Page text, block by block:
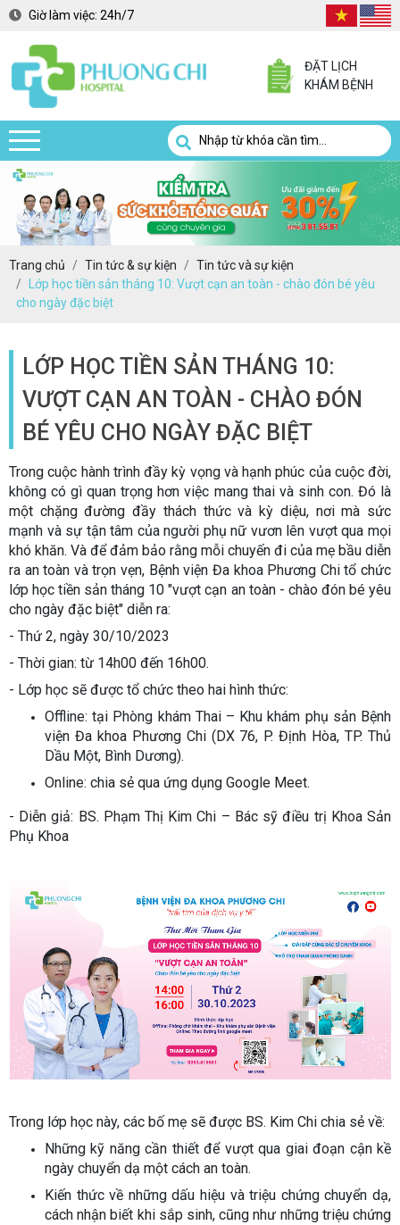
Giờ làm việc: 24h/7
ĐẶT LỊCH
KHÁM BỆNH
Trang chủ Tin tức & sự kiện
Tin tức và sự kiện
Lớp học tiền sản tháng 10: Vượt cạn an toàn - chào đón bé yêu
cho ngày đặc biệt
LỚP HỌC TIỀN SẢN THÁNG 10:
VƯỢT CẠN AN TOÀN - CHÀO ĐÓN
BÉ YÊU CHO NGÀY ĐẶC BIỆT
Trong cuộc hành trình đầy kỳ vọng và hạnh phúc của cuộc đời,
không có gì quan trọng hơn việc mang thai và sinh con. Đó là
một chặng đường đầy thách thức và kỳ diệu, nơi mà sức
mạnh và sự tận tâm của người phụ nữ vươn lên vượt qua mọi
khó khăn. Và để đảm bảo rằng mỗi chuyến đi của mẹ bầu diễn
ra an toàn và trọn vẹn, Bệnh viện Đa khoa Phương Chi tổ chức
lớp học tiền sản tháng 10 "vượt cạn an toàn - chào đón bé yêu
cho ngày đặc biệt" diễn ra:
- Thứ 2, ngày 30/10/2023
- Thời gian: từ 14h00 đến 16h00.
- Lớp học sẽ được tổ chức theo hai hình thức:
Offline: tại Phòng khám Thai – Khu khám phụ sản Bệnh
viện Đa khoa Phương Chi (DX 76, P. Định Hòa, TP. Thủ
Dầu Một, Bình Dương).
Online: chia sẻ qua ứng dụng Google Meet.
- Diễn giả: BS. Phạm Thị Kim Chi – Bác sỹ điều trị Khoa Sản
Phụ Khoa
Trong lớp học này, các bố mẹ sẽ được BS. Kim Chi chia sẻ về:
Những kỹ năng cần thiết để vượt qua giai đoạn cận kề
ngày chuyển dạ một cách an toàn.
Kiến thức về những dấu hiệu và triệu chứng chuyển dạ,
cách nhận biết khi sắp sinh, cũng như những triệu chứng